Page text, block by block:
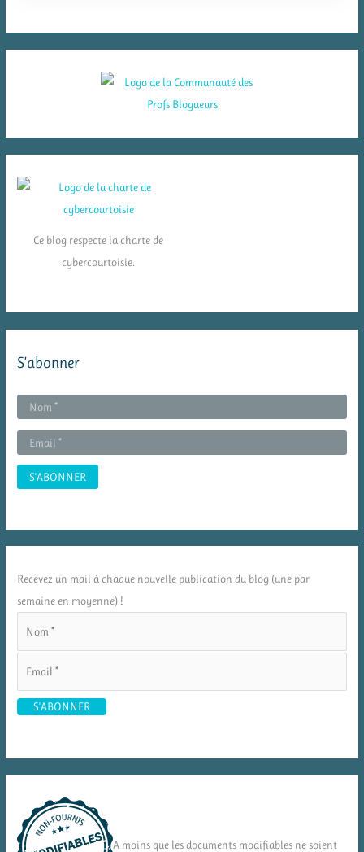
Ce blog respecte la charte de
cybercourtoisie.
S’abonner
Recevez un mail à chaque nouvelle publication du blog (une par
semaine en moyenne) !
A moins que les documents modifiables ne soient